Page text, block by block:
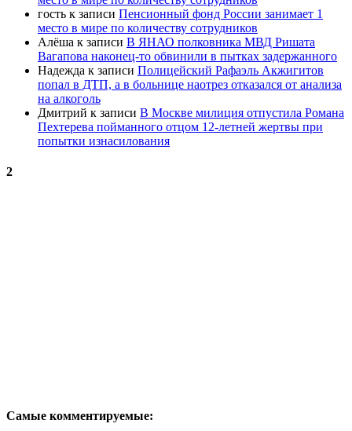
гость к записи Пенсионный фонд России занимает 1
место в мире по количеству сотрудников
Алёша к записи В ЯНАО полковника МВД Ришата
Вагапова наконец-то обвинили в пытках задержанного
Надежда к записи Полицейский Рафаэль Акжигитов
попал в ДТП, а в больнице наотрез отказался от анализа
на алкоголь
Дмитрий к записи В Москве милиция отпустила Романа
Пехтерева пойманного отцом 12-летней жертвы при
попытки изнасилования
2
Самые комментируемые: